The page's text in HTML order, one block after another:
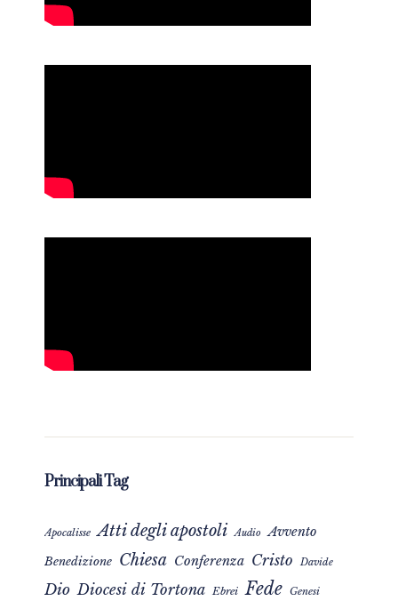
Principali Tag
Apocalisse Atti degli apostoli Audio Avvento
Benedizione Chiesa Conferenza Cristo Davide
Dio Diocesi di Tortona Ebrei Fede Genesi